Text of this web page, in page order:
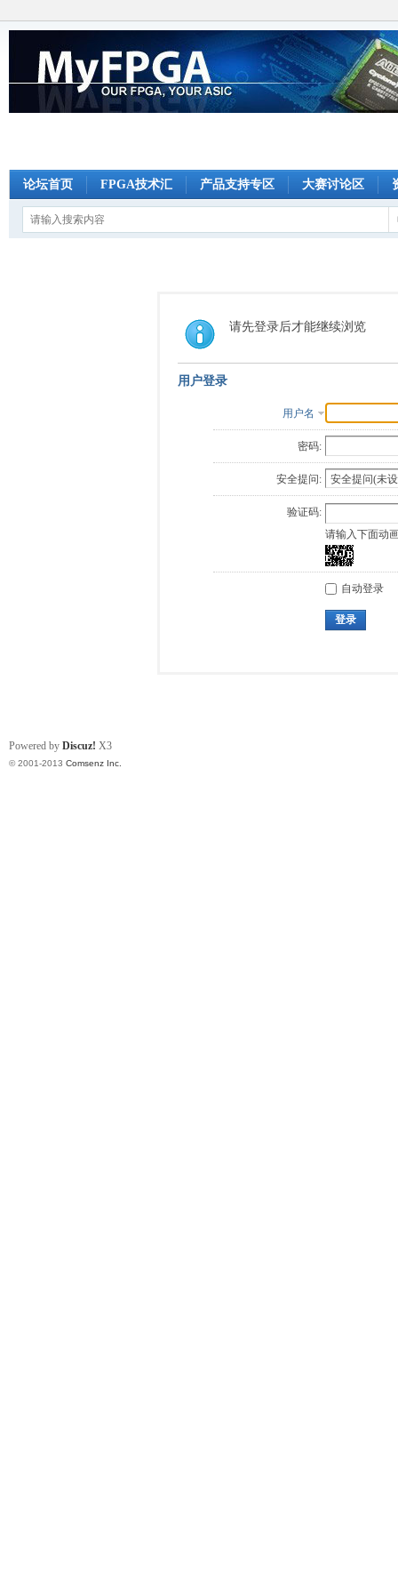
论坛首页 FPGA技术汇 产品支持专区 大赛讨论区
请先登录后才能继续浏览
用户登录
用户名
密码:
安全提问:
验证码:
请输入下面动
自动登录
登录
Powered by Discuz! X3
© 2001-2013 Comsenz Inc.